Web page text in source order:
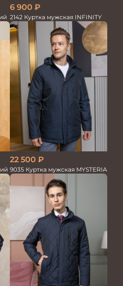
6 900 ₽
2142 Куртка мужская INFINITY
22 500 ₽
9035 Куртка мужская MYSTERIA